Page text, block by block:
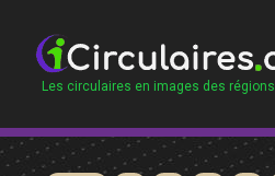
Les circulaires en images des